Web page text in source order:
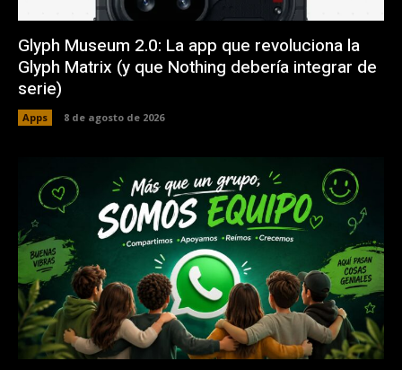
Glyph Museum 2.0: La app que revoluciona la
Glyph Matrix (y que Nothing debería integrar de
serie)
Apps 8 de agosto de 2026